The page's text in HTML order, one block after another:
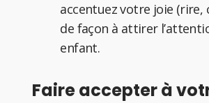
accentuez votre joie (rire,
de façon à attirer
enfant.
Faire accepter à